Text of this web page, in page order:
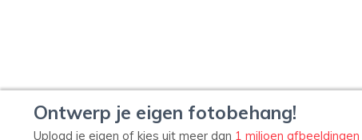
Ontwerp je eigen fotobehang!
Upload je eigen of kies uit meer dan 1 miljoen afbeeldingen